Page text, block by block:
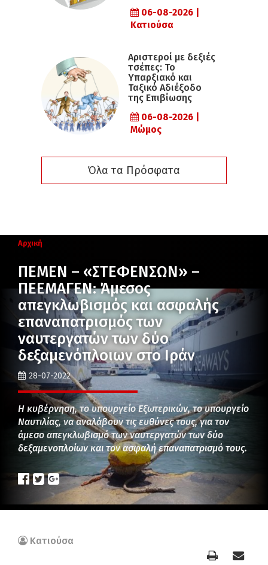
06-08-2026 |
Κατιούσα
Αριστεροί με δεξιές
τσέπες: Το
Υπαρξιακό και
Ταξικό Αδιέξοδο
της Επιβίωσης
06-08-2026 |
Μώμος
Όλα τα Πρόσφατα
Αρχική
ΠΕΜΕΝ – «ΣΤΕΦΕΝΣΩΝ» –
ΠΕΕΜΑΓΕΝ: Άμεσος
απεγκλωβισμός και ασφαλής
επαναπατρισμός των
ναυτεργατών των δύο
δεξαμενόπλοιων στο Ιράν
28-07-2022
Η κυβέρνηση, το υπουργείο Εξωτερικών, το υπουργείο
Ναυτιλίας, να αναλάβουν τις ευθύνες τους, για τον
άμεσο απεγκλωβισμό των ναυτεργατών των δύο
δεξαμενοπλοίων και τον ασφαλή επαναπατρισμό τους.
Κατιούσα